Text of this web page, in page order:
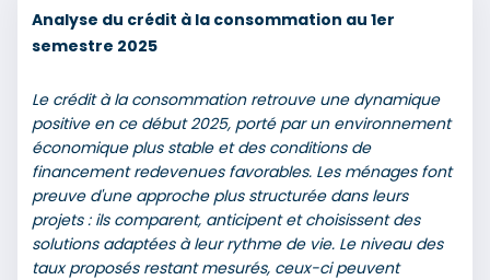
Analyse du crédit à la consommation au 1er
semestre 2025
Le crédit à la consommation retrouve une dynamique
positive en ce début 2025, porté par un environnement
économique plus stable et des conditions de
financement redevenues favorables. Les ménages font
preuve d'une approche plus structurée dans leurs
projets : ils comparent, anticipent et choisissent des
solutions adaptées à leur rythme de vie. Le niveau des
taux proposés restant mesurés, ceux-ci peuvent